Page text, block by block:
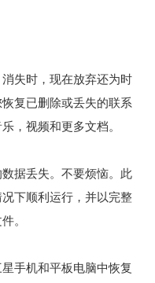
失时，现在放弃还为时
复已删除或丢失的联系
，视频和更多文档。
据丢失。不要烦恼。此
下顺利运行，并以完整
。
手机和平板电脑中恢复